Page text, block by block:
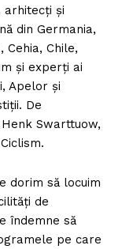
arhitecți și
din Germania,
Cehia, Chile,
și experți ai
Apelor și
De
Swarttuow,
dorim să locuim
de
îndemne să
pe care